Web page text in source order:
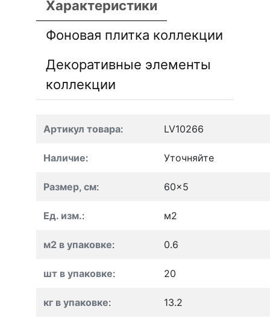
Характеристики
Фоновая плитка коллекции
Декоративные элементы
коллекции
Артикул товара: LV10266
Наличие: Уточняйте
Размер, см: 60x5
Ед. изм.: м2
м2 в упаковке: 0.6
шт в упаковке: 20
кг в упаковке: 13.2